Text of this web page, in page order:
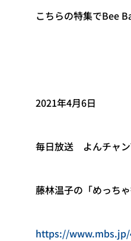
こちらの特集でBee
2021年4月6日
毎日放送 よんチャ
藤林温子の「めっち
https://